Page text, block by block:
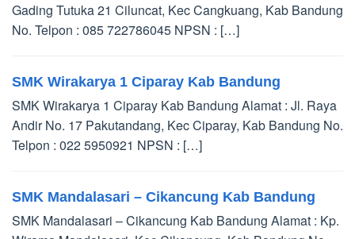
Gading Tutuka 21 Ciluncat, Kec Cangkuang, Kab Bandung
No. Telpon : 085 722786045 NPSN : […]
SMK Wirakarya 1 Ciparay Kab Bandung
SMK Wirakarya 1 Ciparay Kab Bandung Alamat : Jl. Raya
Andir No. 17 Pakutandang, Kec Ciparay, Kab Bandung No.
Telpon : 022 5950921 NPSN : […]
SMK Mandalasari – Cikancung Kab Bandung
SMK Mandalasari – Cikancung Kab Bandung Alamat : Kp.